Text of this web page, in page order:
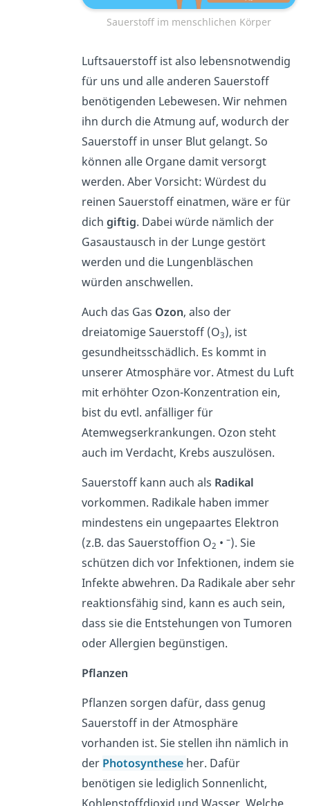
Sauerstoff im menschlichen Körper
Luftsauerstoff ist also lebensnotwendig
für uns und alle anderen Sauerstoff
benötigenden Lebewesen. Wir nehmen
ihn durch die Atmung auf, wodurch der
Sauerstoff in unser Blut gelangt. So
können alle Organe damit versorgt
werden. Aber Vorsicht: Würdest du
reinen Sauerstoff einatmen, wäre er für
dich giftig. Dabei würde nämlich der
Gasaustausch in der Lunge gestört
werden und die Lungenbläschen
würden anschwellen.
Auch das Gas Ozon, also der
dreiatomige Sauerstoff (O3), ist
gesundheitsschädlich. Es kommt in
unserer Atmosphäre vor. Atmest du Luft
mit erhöhter Ozon-Konzentration ein,
bist du evtl. anfälliger für
Atemwegserkrankungen. Ozon steht
auch im Verdacht, Krebs auszulösen.
Sauerstoff kann auch als Radikal
vorkommen. Radikale haben immer
mindestens ein ungepaartes Elektron
(z.B. das Sauerstoffion O2 • –). Sie
schützen dich vor Infektionen, indem sie
Infekte abwehren. Da Radikale aber sehr
reaktionsfähig sind, kann es auch sein,
dass sie die Entstehungen von Tumoren
oder Allergien begünstigen.
Pflanzen
Pflanzen sorgen dafür, dass genug
Sauerstoff in der Atmosphäre
vorhanden ist. Sie stellen ihn nämlich in
der Photosynthese her. Dafür
benötigen sie lediglich Sonnenlicht,
Kohlenstoffdioxid und Wasser. Welche